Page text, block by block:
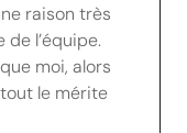
raison très
de l’équipe.
moi, alors
le mérite